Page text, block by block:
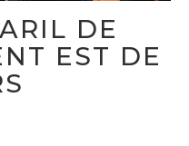
DE
EST DE